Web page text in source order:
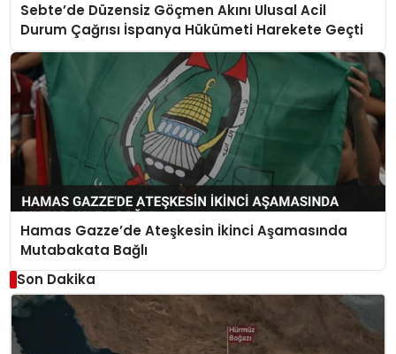
Sebte’de Düzensiz Göçmen Akını Ulusal Acil
Durum Çağrısı İspanya Hükümeti Harekete Geçti
Hamas Gazze’de Ateşkesin İkinci Aşamasında
Mutabakata Bağlı
Son Dakika